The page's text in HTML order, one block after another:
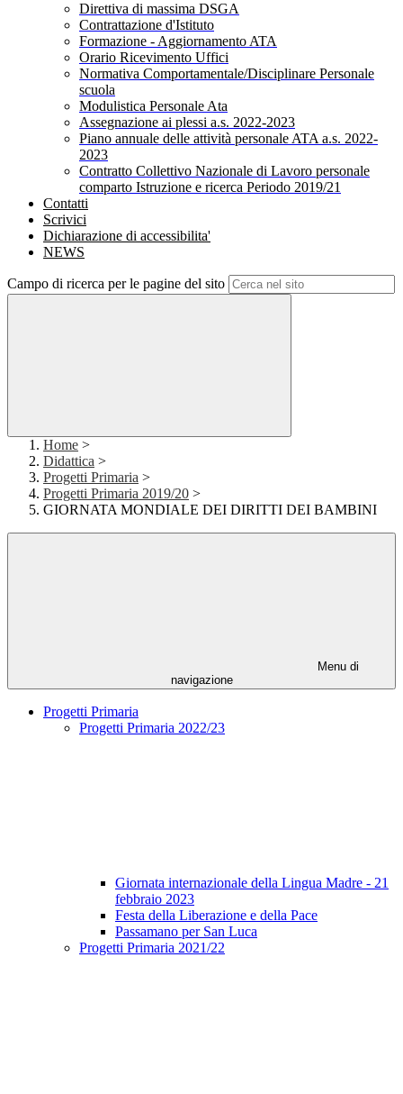
Direttiva di massima DSGA
Contrattazione d'Istituto
Formazione - Aggiornamento ATA
Orario Ricevimento Uffici
Normativa Comportamentale/Disciplinare Personale
scuola
Modulistica Personale Ata
Assegnazione ai plessi a.s. 2022-2023
Piano annuale delle attività personale ATA a.s. 2022-
2023
Contratto Collettivo Nazionale di Lavoro personale
comparto Istruzione e ricerca Periodo 2019/21
Contatti
Scrivici
Dichiarazione di accessibilita'
NEWS
Campo di ricerca per le pagine del sito
Home >
Didattica >
Progetti Primaria >
Progetti Primaria 2019/20 >
GIORNATA MONDIALE DEI DIRITTI DEI BAMBINI
Menu di
navigazione
Progetti Primaria
Progetti Primaria 2022/23
Giornata internazionale della Lingua Madre - 21
febbraio 2023
Festa della Liberazione e della Pace
Passamano per San Luca
Progetti Primaria 2021/22